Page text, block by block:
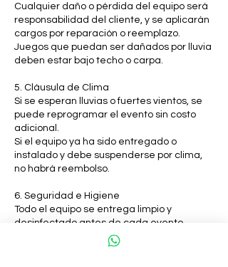
Cualquier daño o pérdida del equipo será
responsabilidad del cliente, y se aplicarán
cargos por reparación o reemplazo.
Juegos que puedan ser dañados por lluvia
deben estar bajo techo o carpa.
5. Cláusula de Clima
Si se esperan lluvias o fuertes vientos, se
puede reprogramar el evento sin costo
adicional.
Si el equipo ya ha sido entregado o
instalado y debe suspenderse por clima,
no habrá reembolso.
6. Seguridad e Higiene
Todo el equipo se entrega limpio y
desinfectado antes de cada evento.
Se recomienda el uso de gel antibacterial
antes y después del uso de juegos e